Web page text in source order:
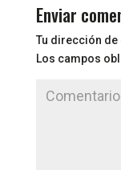
Enviar
Tu dirección
Los campos